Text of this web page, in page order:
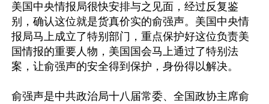
美国中央情报局很快安排与之见面，经过反复鉴
别，确认这位就是货真价实的俞强声。美国中央情
报局马上成立了特别部门，重点保护好这位负责美
国情报的重要人物，美国国会马上通过了特别法
案，让俞强声的安全得到保护，身份得以解决。
俞强声是中共政治局十八届常委、全国政协主席俞